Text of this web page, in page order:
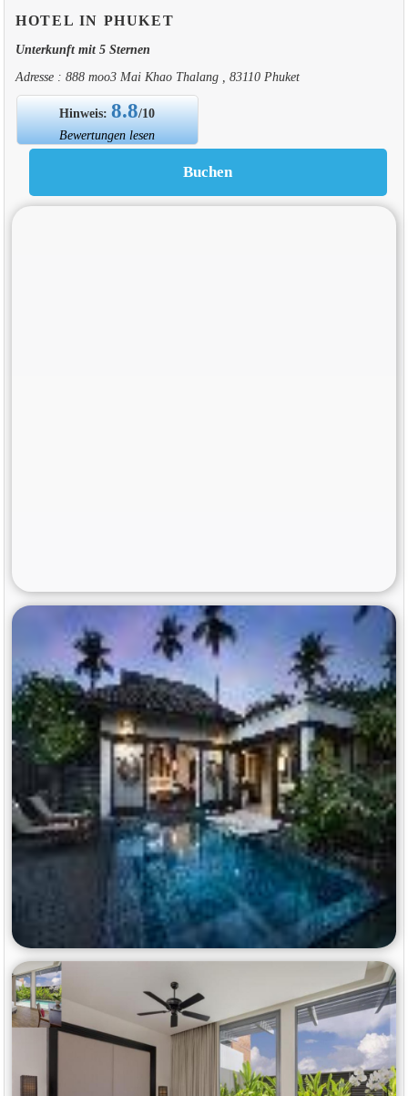
HOTEL IN PHUKET
Unterkunft mit 5 Sternen
Adresse : 888 moo3 Mai Khao Thalang , 83110 Phuket
Hinweis:8.8/10
Bewertungen lesen